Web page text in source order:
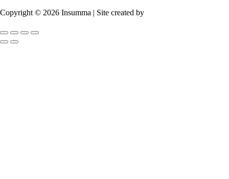
Copyright © 2026 Insumma | Site created by